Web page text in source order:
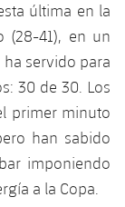
última en la
(28-41), en un
servido para
30 de 30. Los
primer minuto
han sabido
imponiendo
a la Copa.